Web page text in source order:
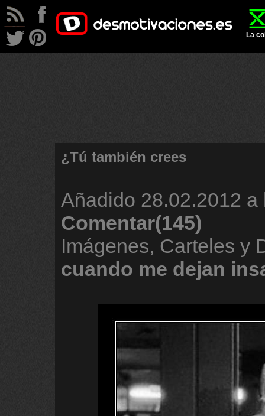
La
¿Tú también crees
Añadido 28.02.2012 a
Comentar(145)
Imágenes, Carteles y
cuando me dejan